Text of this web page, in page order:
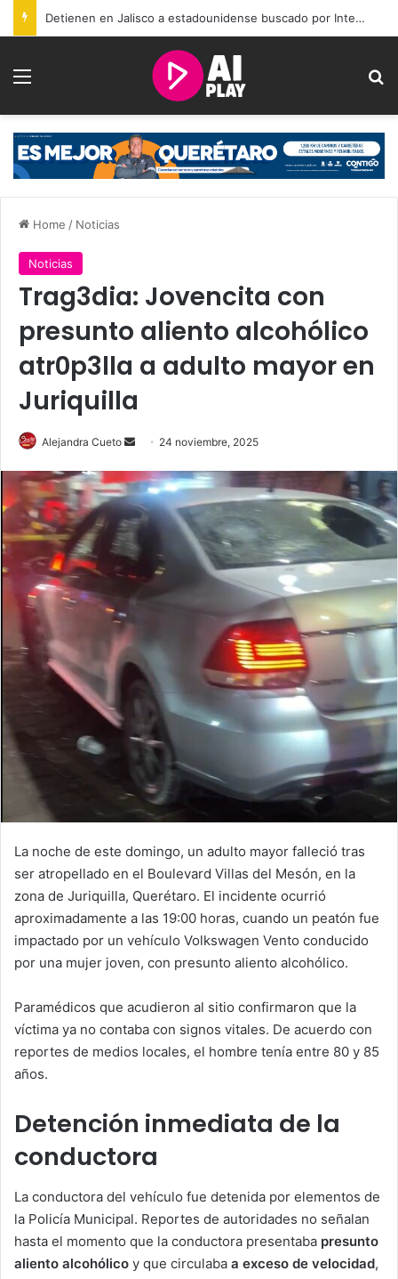
Detienen en Jalisco a estadounidense buscado por Interpol; llevaba 10 años prófugo
Menu
Home / Noticias
Noticias
Trag3dia: Jovencita con
presunto aliento alcohólico
atr0p3lla a adulto mayor en
Juriquilla
Alejandra Cueto
Send
email
24 noviembre, 2025
La noche de este domingo, un adulto mayor falleció tras
ser atropellado en el Boulevard Villas del Mesón, en la
zona de Juriquilla, Querétaro. El incidente ocurrió
aproximadamente a las 19:00 horas, cuando un peatón fue
impactado por un vehículo Volkswagen Vento conducido
por una mujer joven, con presunto aliento alcohólico.
Paramédicos que acudieron al sitio confirmaron que la
víctima ya no contaba con signos vitales. De acuerdo con
reportes de medios locales, el hombre tenía entre 80 y 85
años.
Detención inmediata de la
conductora
La conductora del vehículo fue detenida por elementos de
la Policía Municipal. Reportes de autoridades no señalan
hasta el momento que la conductora presentaba presunto
aliento alcohólico y que circulaba a exceso de velocidad,